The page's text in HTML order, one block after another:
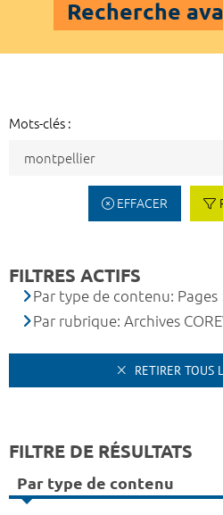
Recherche
Mots-clés :
EFFACER
FILTRES ACTIFS
Par type de contenu: Pages
Par rubrique: Archives
RETIRER TOUS
FILTRE DE RÉSULTATS
Par type de contenu